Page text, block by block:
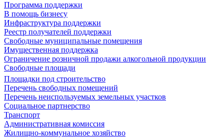
Программа поддержки
В помощь бизнесу
Инфраструктура поддержки
Реестр получателей поддержки
Свободные муниципальные помещения
Имущественная поддержка
Ограничение розничной продажи алкогольной продукции
Свободные площади
Площадки под строительство
Перечень свободных помещений
Перечень неиспользуемых земельных участков
Социальное партнерство
Транспорт
Административная комиссия
Жилищно-коммунальное хозяйство